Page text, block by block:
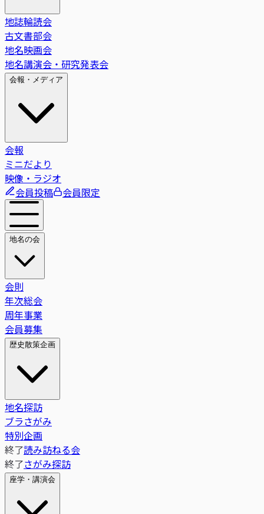
地誌輪読会
古文書部会
地名映画会
地名講演会・研究発表会
会報・メディア
会報
ミニだより
映像・ラジオ
会員投稿
会員限定
地名の会
会則
年次総会
周年事業
会員募集
歴史散策企画
地名探訪
ブラさがみ
特別企画
終了読み訪ねる会
終了さがみ探訪
座学・講演会